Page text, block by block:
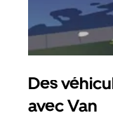
Des
avec Van